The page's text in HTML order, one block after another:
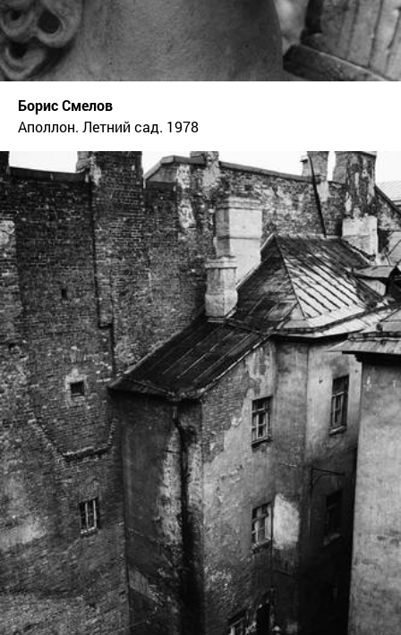
Борис Смелов
Аполлон. Летний сад. 1978